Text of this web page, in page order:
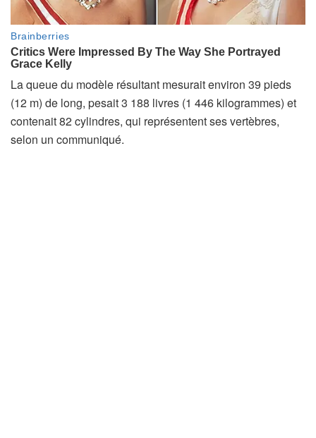
La queue du modèle résultant mesurait environ 39 pieds
(12 m) de long, pesait 3 188 livres (1 446 kilogrammes) et
contenait 82 cylindres, qui représentent ses vertèbres,
selon un communiqué.